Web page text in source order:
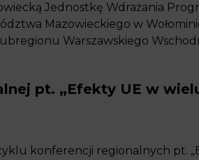
Jednostkę Wdrażania
Mazowieckiego w
Warszawskiego
pt. „Efekty UE w
konferencji regionalnych pt.